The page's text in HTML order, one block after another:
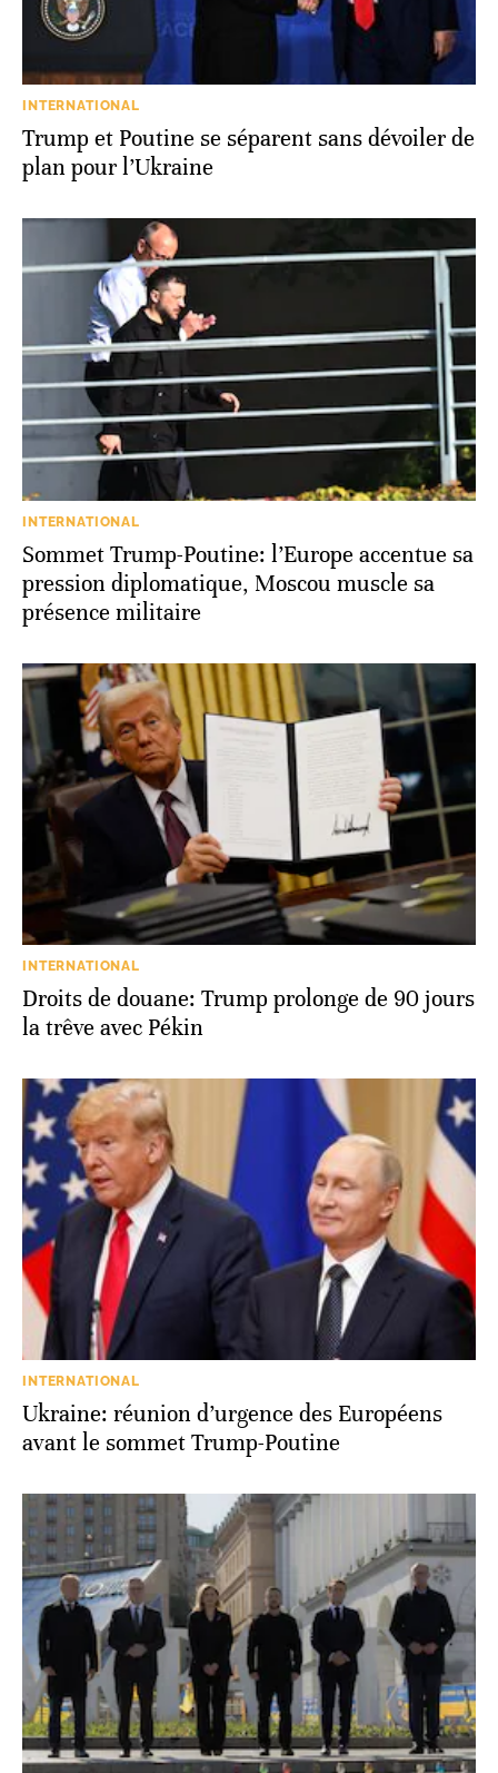
INTERNATIONAL
Trump et Poutine se séparent sans dévoiler de
plan pour l’Ukraine
INTERNATIONAL
Sommet Trump-Poutine: l’Europe accentue sa
pression diplomatique, Moscou muscle sa
présence militaire
INTERNATIONAL
Droits de douane: Trump prolonge de 90 jours
la trêve avec Pékin
INTERNATIONAL
Ukraine: réunion d’urgence des Européens
avant le sommet Trump-Poutine